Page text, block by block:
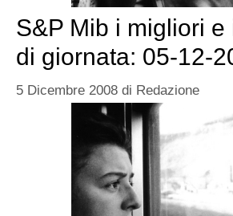
S&P Mib i migliori e
di giornata: 05-12-
5 Dicembre 2008 di Redazione